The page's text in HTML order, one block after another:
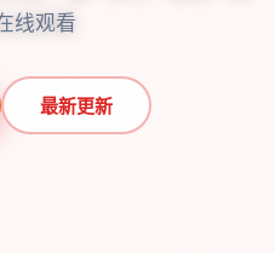
线观看
最新更新